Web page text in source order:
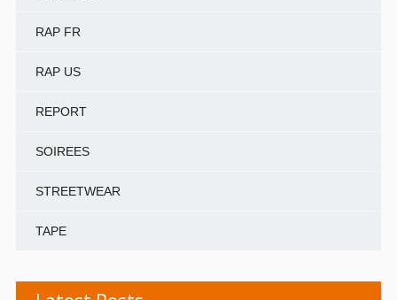
RAP FR
RAP US
REPORT
SOIREES
STREETWEAR
TAPE